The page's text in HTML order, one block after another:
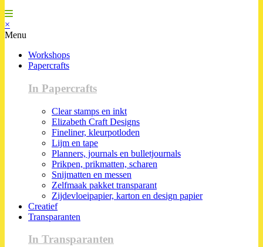
×
Menu
Workshops
Papercrafts
In Papercrafts
Clear stamps en inkt
Elizabeth Craft Designs
Fineliner, kleurpotloden
Lijm en tape
Planners, journals en bulletjournals
Prikpen, prikmatten, scharen
Snijmatten en messen
Zelfmaak pakket transparant
Zijdevloeipapier, karton en design papier
Creatief
Transparanten
In Transparanten